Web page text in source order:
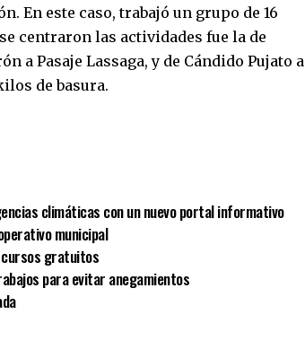
En este caso, trabajó un grupo de 16
centraron las actividades fue la de
a Pasaje Lassaga, y de Cándido Pujato a
de basura.
climáticas con un nuevo portal informativo
municipal
cursos gratuitos
para evitar anegamientos